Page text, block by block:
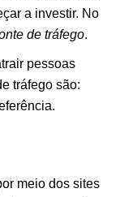
a investir. No
de tráfego.
pessoas
tráfego são:
meio dos sites